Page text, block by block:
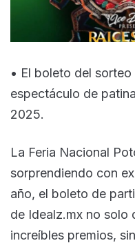
• El boleto del
espectáculo de
2025.
La Feria Nacional
sorprendiendo con
año, el boleto de
de Idealz.mx no solo
increíbles premios,